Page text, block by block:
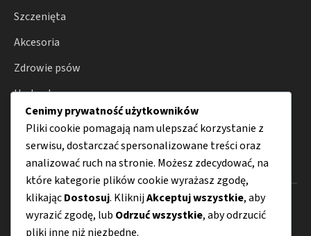
Szczenięta
Akcesoria
Zdrowie psów
Hodowla
Porady
Menu
O nas
Kontakt
Cenimy prywatność użytkowników
Pliki cookie pomagają nam ulepszać korzystanie z
serwisu, dostarczać spersonalizowane treści oraz
analizować ruch na stronie. Możesz zdecydować, na
które kategorie plików cookie wyrażasz zgodę,
klikającDostosuj. KliknijAkceptuj wszystkie, aby
wyrazić zgodę, lub Odrzuć wszystkie, aby odrzucić
pliki inne niż niezbędne.